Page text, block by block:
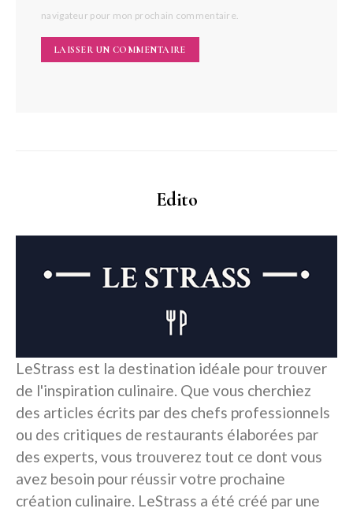
navigateur pour mon prochain commentaire.
Edito
LeStrass est la destination idéale pour trouver
de l'inspiration culinaire. Que vous cherchiez
des articles écrits par des chefs professionnels
ou des critiques de restaurants élaborées par
des experts, vous trouverez tout ce dont vous
avez besoin pour réussir votre prochaine
création culinaire. LeStrass a été créé par une